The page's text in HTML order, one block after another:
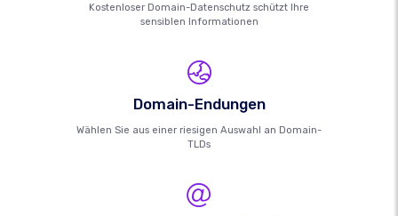
Kostenloser Domain-Datenschutz schützt Ihre
sensiblen Informationen
Domain-Endungen
Wählen Sie aus einer riesigen Auswahl an Domain-
TLDs